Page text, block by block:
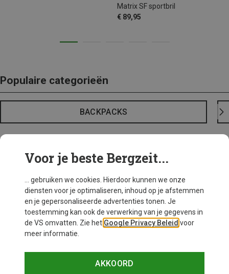
Matrix SF sportbril
€ 89,95
Populaire categorieën
BACKPACKS
Voor je beste Bergzeit...
... gebruiken we cookies. Hierdoor kunnen we onze
diensten voor je optimaliseren, inhoud op je afstemmen
en je gepersonaliseerde advertenties tonen. Je
toestemming kan ook de verwerking van je gegevens in
de VS omvatten. Zie het Google Privacy Beleid voor
meer informatie.
AKKOORD